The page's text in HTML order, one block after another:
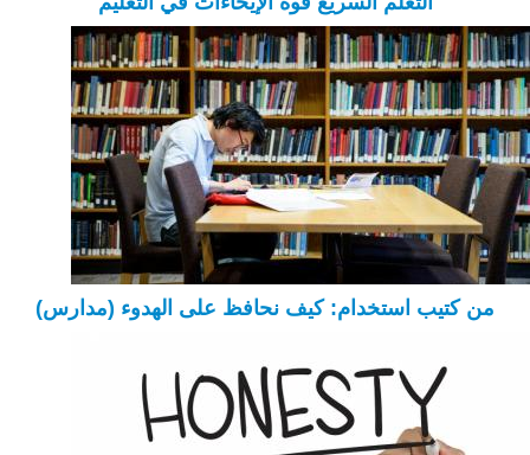
من كتيب استخدام: كيف نحافظ على الهدوء (مدارس)